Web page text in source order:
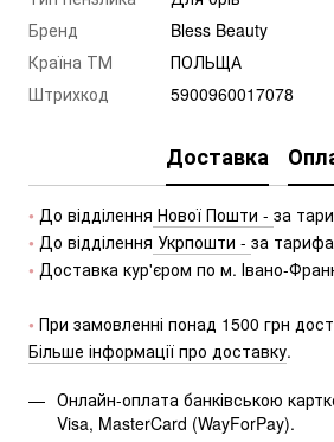
Бренд
Bless Beauty
Країна ТМ
ПОЛЬЩА
Штрихкод
5900960017078
Доставка
• До відділення Нової Пошти - за
• До відділення Укрпошти - за
• Доставка кур'єром по м. Івано-
• При замовленні понад 1500 грн
Більше інформації про доставку.
Онлайн-оплата банківською
Visa, MasterCard (WayForPay).